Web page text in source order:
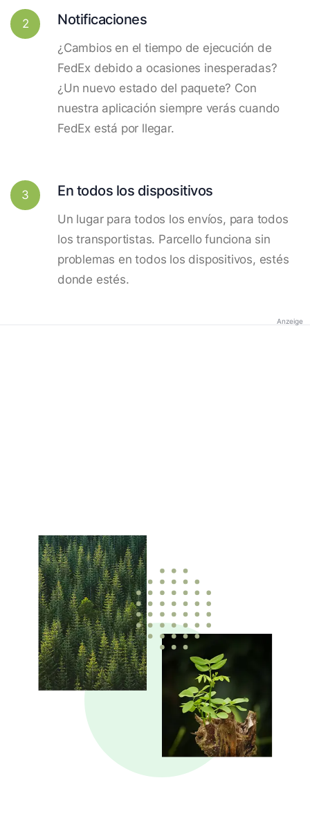
2 Notificaciones
¿Cambios en el tiempo de ejecución de
FedEx debido a ocasiones inesperadas?
¿Un nuevo estado del paquete? Con
nuestra aplicación siempre verás cuando
FedEx está por llegar.
3 En todos los dispositivos
Un lugar para todos los envíos, para todos
los transportistas. Parcello funciona sin
problemas en todos los dispositivos, estés
donde estés.
Anzeige